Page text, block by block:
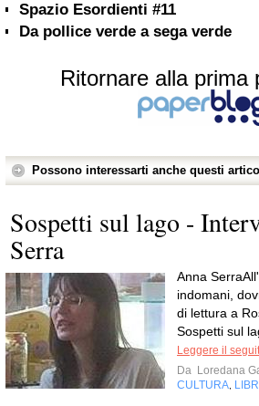
Spazio Esordienti #11
Da pollice verde a sega verde
Ritornare alla prima
Possono interessarti anche questi
Sospetti sul lago -
Serra
Anna
indomani,
di lettura a
Sospetti sul
Leggere il
Da Loredana
CULTURA, LIBRI